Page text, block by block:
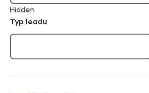
Hidden
Typ leadu